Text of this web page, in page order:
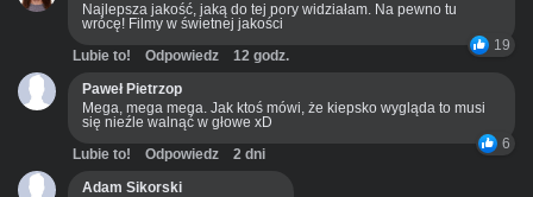
Najlepsza jakość, jaką do tej pory widziałam. Na pewno tu
wrócę! Filmy w świetnej jakości
19
Lubie to! Odpowiedz
12 godz.
Paweł Pietrzop
Mega, mega mega. Jak ktoś mówi, że kiepsko wygląda to musi
się nieźle walnąć w głowe xD
6
Lubie to! Odpowiedz
2 dni
Adam Sikorski